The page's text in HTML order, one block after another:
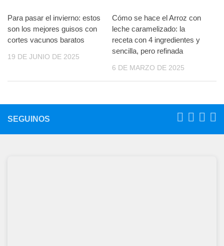
Para pasar el invierno: estos
son los mejores guisos con
cortes vacunos baratos
19 DE JUNIO DE 2025
Cómo se hace el Arroz con
leche caramelizado: la
receta con 4 ingredientes y
sencilla, pero refinada
6 DE MARZO DE 2025
SEGUINOS